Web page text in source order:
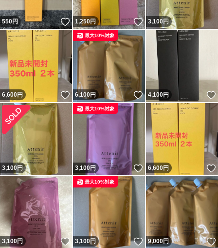
550円 いいね！
1,250円 いいね！
3,100円
6,600円 いいね！
6,100円 いいね！
最大10%対象
4,100円
3,100円 3,100円 いいね！
最大10%対象
6,600円
3,100円 いいね！
3,100円 いいね！
最大10%対象
9,000円